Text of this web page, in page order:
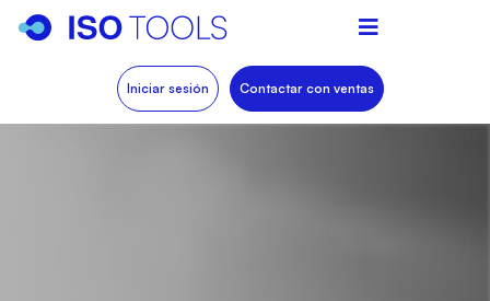
Iniciar sesión Contactar con ventas